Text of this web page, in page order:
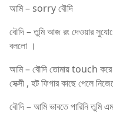
আমি – sorry বৌদি
বৌদি – তুমি আজ রং দেওয়ার
বললো ।
আমি – বৌদি তোমায় touch করে
সেক্সী , হট ফিগার কাছে পেলে
বৌদি – আমি ভাবতে পারিনি তুমি